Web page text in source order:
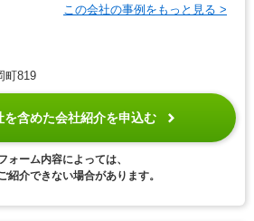
この会社の事例をもっと見る >
町819
を含めた会社紹介を申込む
ォーム内容によっては、
紹介できない場合があります。